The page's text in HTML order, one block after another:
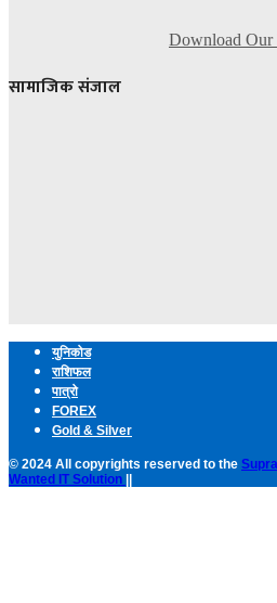
Download
सामाजिक संजाल
युनिकोड
राशिफल
पात्रो
FOREX
Gold & Silver
© 2024 All copyrights reserved to the
Wanted IT Solution